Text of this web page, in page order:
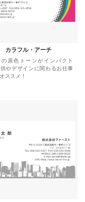
カラフル・アーチ
の原色トーンがインパクト
やデザインに関わるお仕事
ススメ！